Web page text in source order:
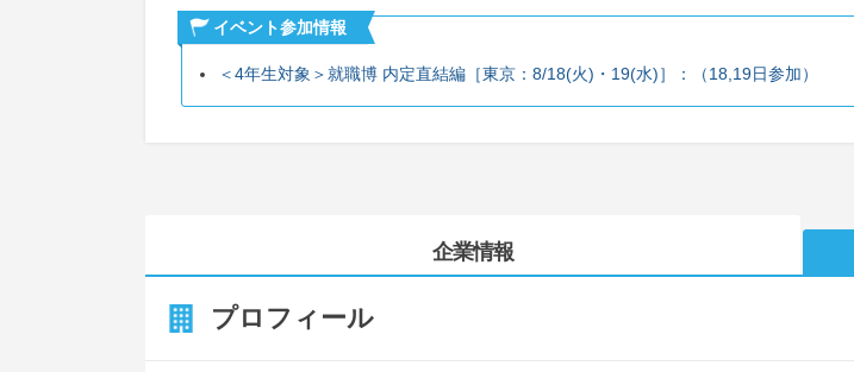
イベント参加情報
＜4年生対象＞就職博 内定直結編［東京：8/18(火)・19(水)］：（18,19日参加）
企業情報
プロフィール